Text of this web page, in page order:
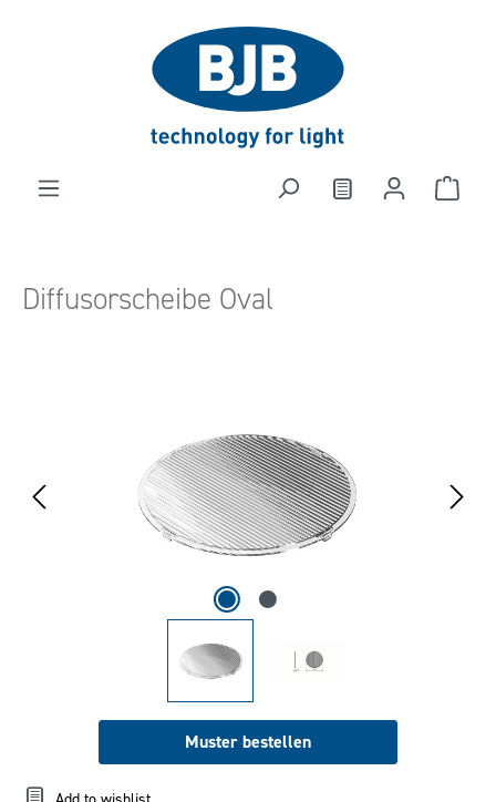
Diffusorscheibe Oval
Muster bestellen